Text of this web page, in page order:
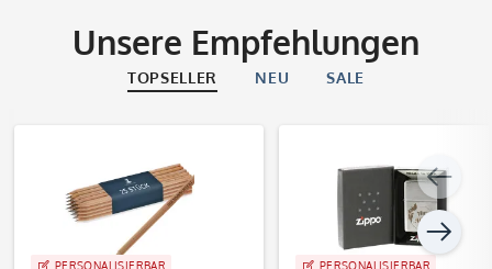
Unsere Empfehlungen
TOPSELLER NEU SALE
PERSONALISIERBAR PERSONALISIERBAR